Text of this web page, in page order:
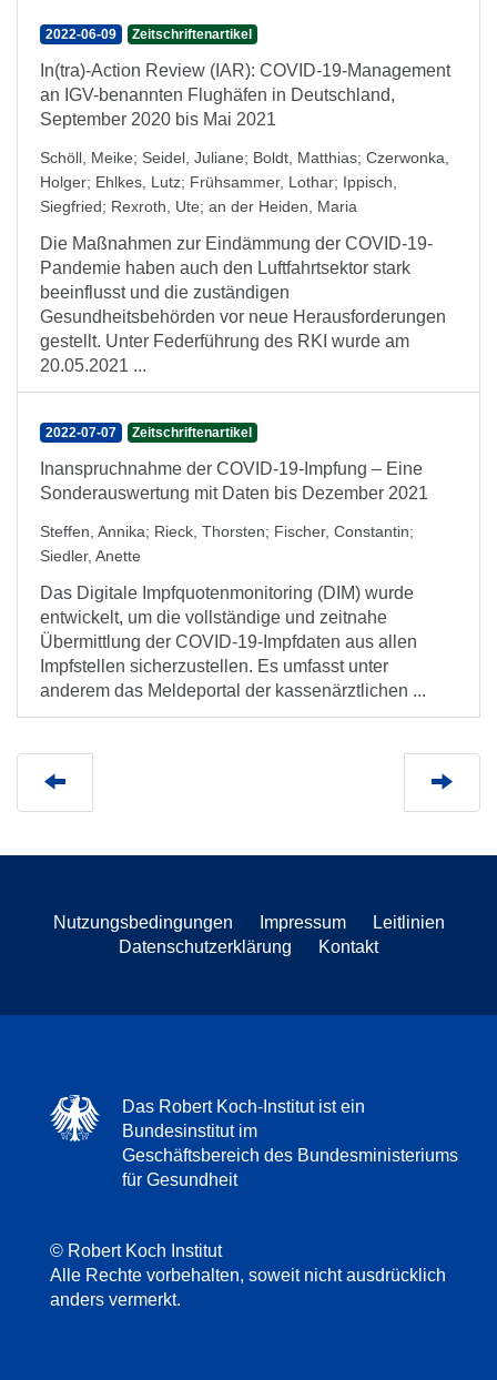
2022-06-09 Zeitschriftenartikel
In(tra)-Action Review (IAR): COVID-19-Management
an IGV-benannten Flughäfen in Deutschland,
September 2020 bis Mai 2021
Schöll, Meike; Seidel, Juliane; Boldt, Matthias; Czerwonka,
Holger; Ehlkes, Lutz; Frühsammer, Lothar; Ippisch,
Siegfried; Rexroth, Ute; an der Heiden, Maria
Die Maßnahmen zur Eindämmung der COVID-19-
Pandemie haben auch den Luftfahrtsektor stark
beeinflusst und die zuständigen
Gesundheitsbehörden vor neue Herausforderungen
gestellt. Unter Federführung des RKI wurde am
20.05.2021 ...
2022-07-07 Zeitschriftenartikel
Inanspruchnahme der COVID-19-Impfung – Eine
Sonderauswertung mit Daten bis Dezember 2021
Steffen, Annika; Rieck, Thorsten; Fischer, Constantin;
Siedler, Anette
Das Digitale Impfquotenmonitoring (DIM) wurde
entwickelt, um die vollständige und zeitnahe
Übermittlung der COVID-19-Impfdaten aus allen
Impfstellen sicherzustellen. Es umfasst unter
anderem das Meldeportal der kassenärztlichen ...
Nutzungsbedingungen Impressum
Leitlinien
Datenschutzerklärung
Kontakt
Das Robert Koch-Institut ist ein
Bundesinstitut im
Geschäftsbereich des Bundesministeriums
für Gesundheit
© Robert Koch Institut
Alle Rechte vorbehalten, soweit nicht ausdrücklich
anders vermerkt.